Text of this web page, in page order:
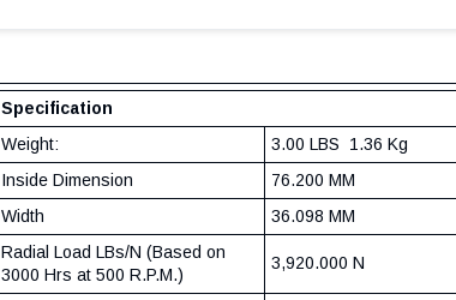
Specification
Weight:
3.00 LBS 1.36 Kg
Inside Dimension
76.200 MM
Width
36.098 MM
Radial Load LBs/N (Based on
3000 Hrs at 500 R.P.M.)
3,920.000 N